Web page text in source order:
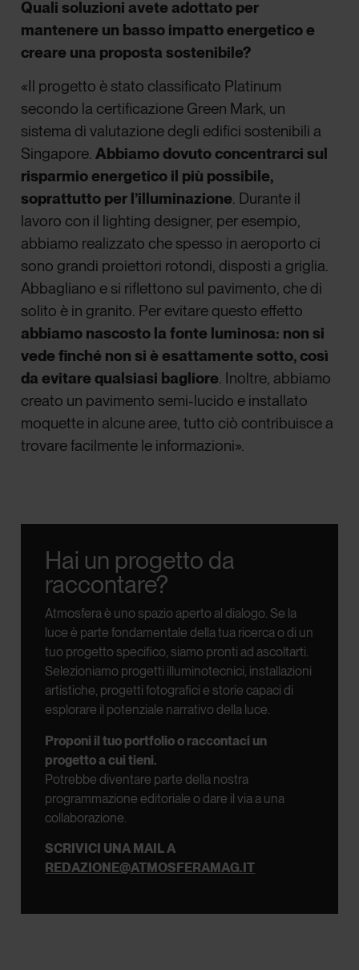
Quali soluzioni avete adottato per
mantenere un basso impatto energetico e
creare una proposta sostenibile?
«Il progetto è stato classificato Platinum
secondo la certificazione Green Mark, un
sistema di valutazione degli edifici sostenibili a
Singapore.Abbiamo dovuto concentrarci sul
risparmio energetico il più possibile,
soprattutto per l’illuminazione. Durante il
lavoro con il lighting designer, per esempio,
abbiamo realizzato che spesso in aeroporto ci
sono grandi proiettori rotondi, disposti a griglia.
Abbagliano e si riflettono sul pavimento, che di
solito è in granito. Per evitare questo effetto
abbiamo nascosto la fonte luminosa: non si
vede finché non si è esattamente sotto, così
da evitare qualsiasi bagliore. Inoltre, abbiamo
creato un pavimento semi-lucido e installato
moquette in alcune aree, tutto ciò contribuisce a
trovare facilmente le informazioni».
Hai un progetto da
raccontare?
Atmosfera è uno spazio aperto al dialogo.Se la
luce è parte fondamentale della tua ricerca o di un
tuo progetto specifico, siamo pronti ad ascoltarti.
Selezioniamo progetti illuminotecnici, installazioni
artistiche, progetti fotografici e storie capaci di
esplorare il potenziale narrativo della luce.
Proponi il tuo portfolio o raccontaci un
progetto a cui tieni.
Potrebbe diventare parte della nostra
programmazione editoriale o dare il via a una
collaborazione.
SCRIVICI UNA MAIL A
REDAZIONE@ATMOSFERAMAG.IT